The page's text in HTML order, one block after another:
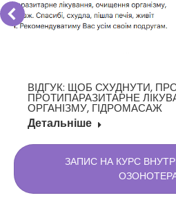
ВІДГУК: ЩОБ СХУДНУТИ,
ПРОТИПАРАЗИТАРНЕ
ОРГАНІЗМУ, ГІДРОМАСАЖ
Детальніше
ЗАПИС НА КУРС